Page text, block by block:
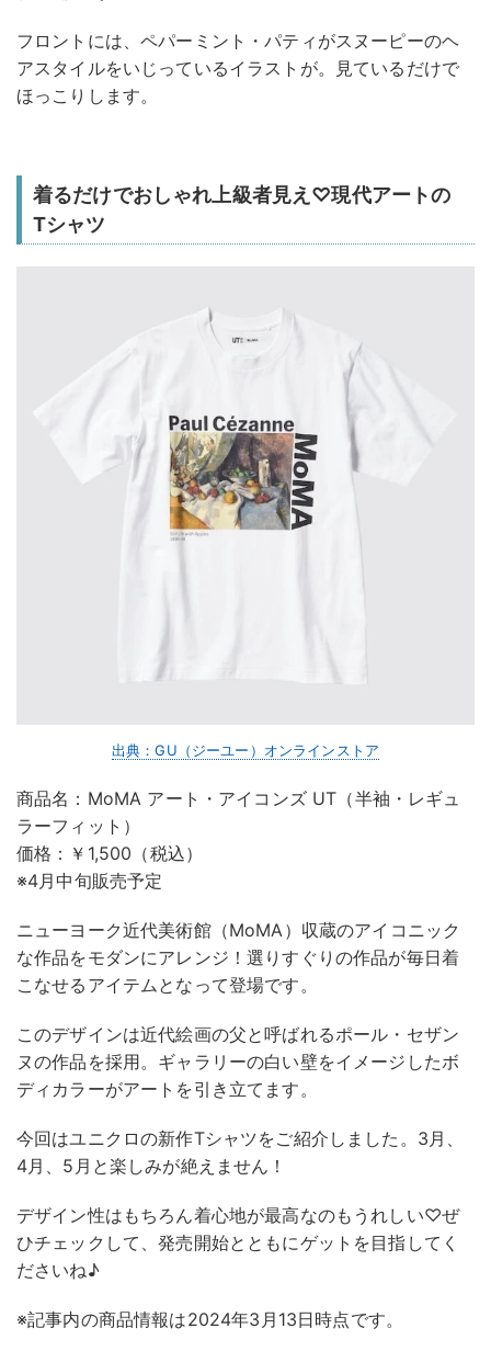
フロントには、ペパーミント・パティがスヌーピーのヘ
アスタイルをいじっているイラストが。見ているだけで
ほっこりします。
着るだけでおしゃれ上級者見え♡現代アートの
Tシャツ
出典：GU（ジーユー）オンラインストア
商品名：MoMA アート・アイコンズ UT（半袖・レギュ
ラーフィット）
価格：￥1,500（税込）
※4月中旬販売予定
ニューヨーク近代美術館（MoMA）収蔵のアイコニック
な作品をモダンにアレンジ！選りすぐりの作品が毎日着
こなせるアイテムとなって登場です。
このデザインは近代絵画の父と呼ばれるポール・セザン
ヌの作品を採用。ギャラリーの白い壁をイメージしたボ
ディカラーがアートを引き立てます。
今回はユニクロの新作Tシャツをご紹介しました。3月、
4月、5月と楽しみが絶えません！
デザイン性はもちろん着心地が最高なのもうれしい♡ぜ
ひチェックして、発売開始とともにゲットを目指してく
ださいね♪
※記事内の商品情報は2024年3月13日時点です。